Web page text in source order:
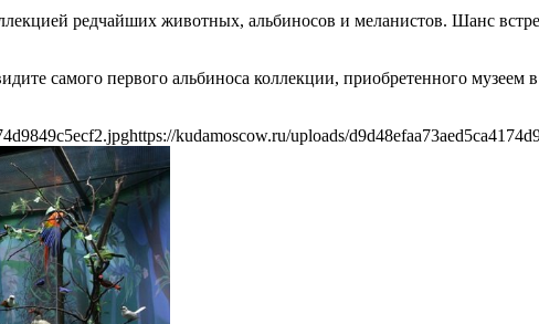
редчайших животных, альбиносов и меланистов. Шанс
самого первого альбиноса коллекции, приобретенного
https://kudamoscow.ru/uploads/